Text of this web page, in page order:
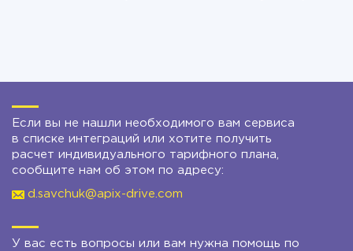
Если вы не нашли необходимого вам сервиса
в списке интеграций или хотите получить
расчет индивидуального тарифного плана,
сообщите нам об этом по адресу:
d.savchuk@apix-drive.com
У вас есть вопросы или вам нужна помощь по